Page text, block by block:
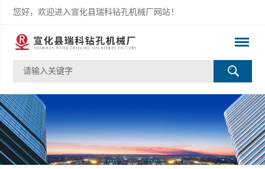
您好，欢迎进入宣化县瑞科钻孔机械厂网站！